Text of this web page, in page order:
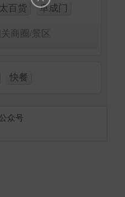
百货 阜成门
商圈/景区
快餐
众号